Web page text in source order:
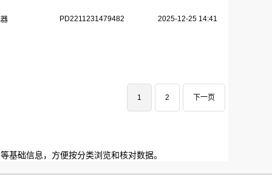
PD2211231479482 2025-12-25 14:41
1 2 下一页
基础信息，方便按分类浏览和核对数据。